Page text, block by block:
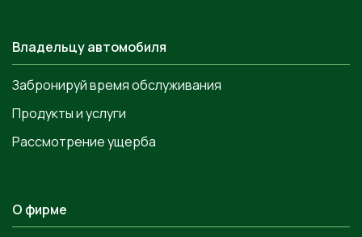
Владельцу автомобиля
Забронируй время обслуживания
Продукты и услуги
Рассмотрение ущерба
О фирме